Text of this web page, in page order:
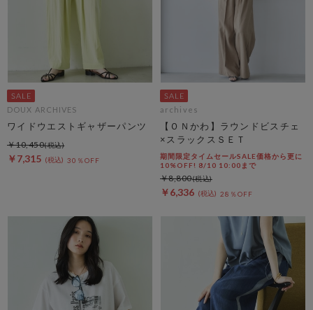
DOUX ARCHIVES
ワイドウエストギャザーパンツ
￥7,315 30％OFF
￥10,450
archives
【ＯＮかわ】ラウンドビスチェ
×スラックスＳＥＴ
期間限定タイムセールSALE価格から更に
10%OFF! 8/10 10:00まで
￥6,336 28％OFF
￥8,800